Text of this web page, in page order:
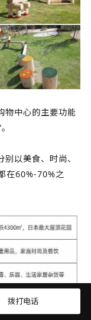
物中心的主要功能
以美食、时尚、
在60%-70%之
拨打电话